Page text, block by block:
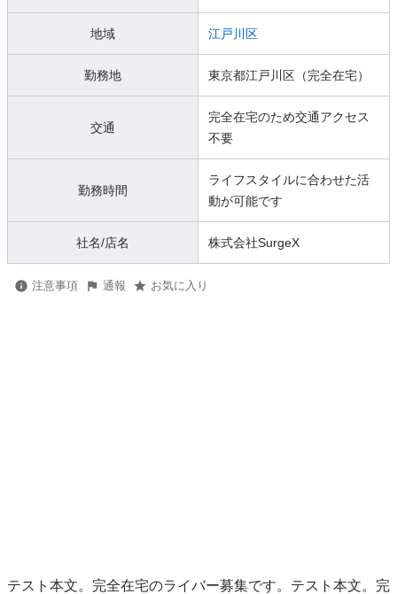
地域 江戸川区
勤務地 東京都江戸川区（完全在宅）
交通
完全在宅のため交通アクセス
不要
勤務時間
ライフスタイルに合わせた活
動が可能です
社名/店名 株式会社SurgeX
注意事項 通報 お気に入り
テスト本文。完全在宅のライバー募集です。テスト本文。完